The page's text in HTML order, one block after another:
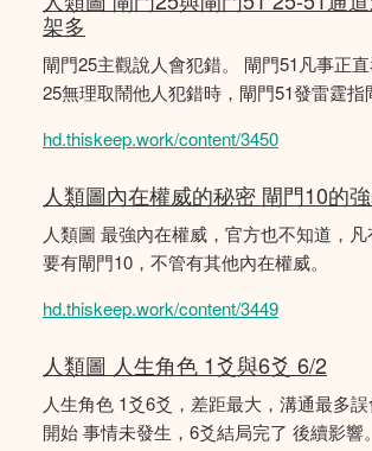
架多
閘門25主觀說人會犯錯。 閘門51凡事正
25無理取鬧他人犯錯時，閘門51發雷霆指
hd.thiskeep.work/content/3450
人類圖內在權威的秘密 閘門10的
人類圖 最強內在權威，官方也不知道，凡
要有閘門10，不管有其他內在權威。
hd.thiskeep.work/content/3449
人類圖 人生角色 1爻與6爻 6/2
人生角色 1爻6爻，差距最大，溝通最多
開始 事情未發生，6爻結局完了 後續影響。